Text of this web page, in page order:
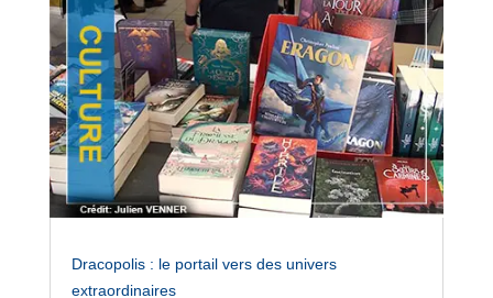
Dracopolis : le portail vers des univers
extraordinaires